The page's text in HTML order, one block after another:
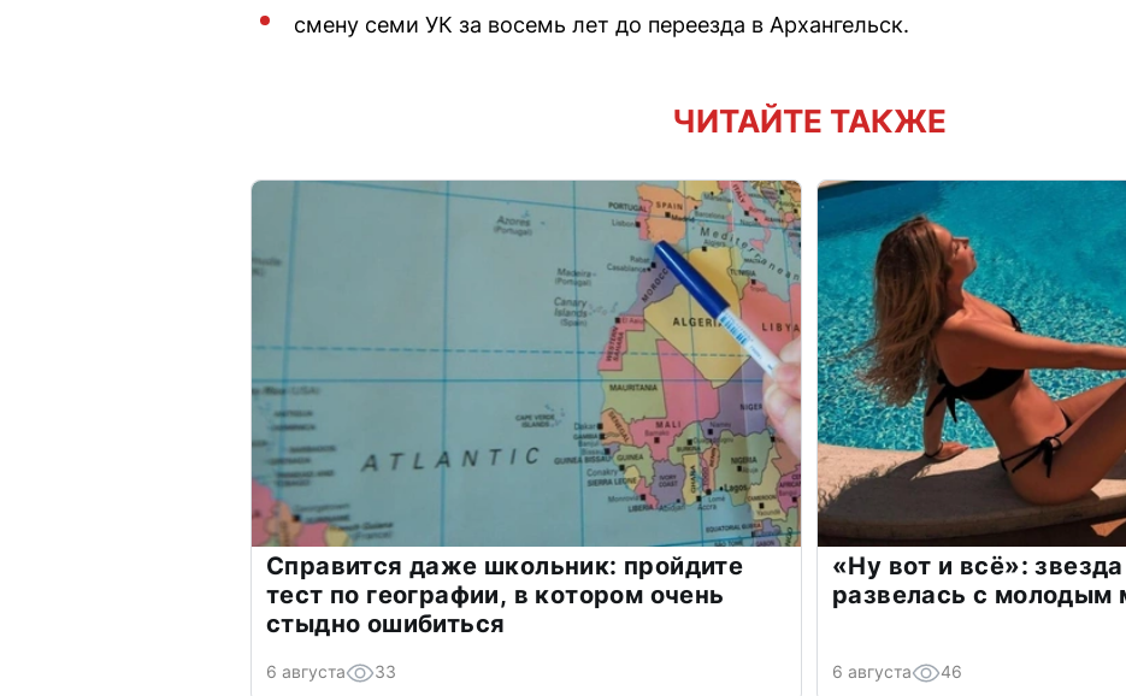
смену семи УК за восемь лет до переезда в Архангельск.
ЧИТАЙТЕ ТАКЖЕ
Справится даже школьник: пройдите
тест по географии, в котором очень
стыдно ошибиться
6 августа 33
«Ну вот и всё»:
развелась с
6 августа 46